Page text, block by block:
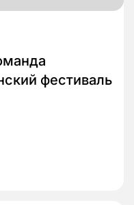
фестиваль